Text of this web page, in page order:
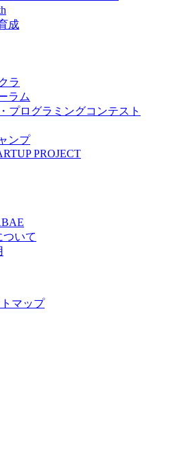
成
ラ
ラム
プログラミングコンテスト
ンプ
PROJECT
いて
マップ